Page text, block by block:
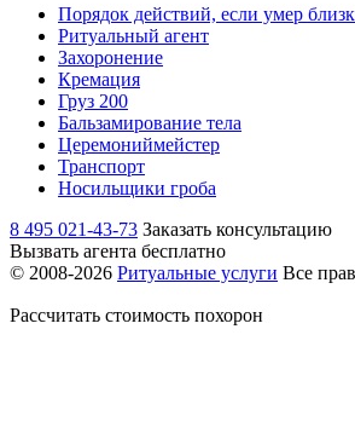
Порядок действий, если умер
Ритуальный агент
Захоронение
Кремация
Груз 200
Бальзамирование тела
Церемониймейстер
Транспорт
Носильщики гроба
8 495 021-43-73 Заказать консультацию
Вызвать агента бесплатно
© 2008-2026 Ритуальные услуги Все
Рассчитать стоимость похорон